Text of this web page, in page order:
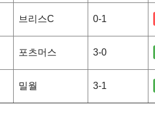
브리스C 0-1
포츠머스 3-0
밀월 3-1